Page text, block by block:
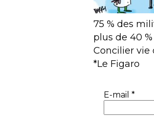
75 % des
plus de 40
Concilier vie
*Le Figaro
E-mail *